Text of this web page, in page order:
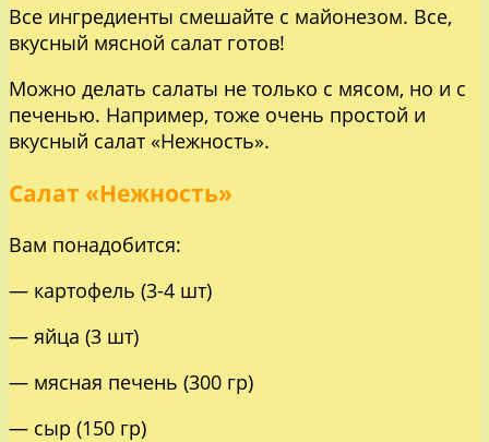
Все ингредиенты смешайте с майонезом. Все,
вкусный мясной салат готов!
Можно делать салаты не только с мясом, но и с
печенью. Например, тоже очень простой и
вкусный салат «Нежность».
Салат «Нежность»
Вам понадобится:
— картофель (3-4 шт)
— яйца (3 шт)
— мясная печень (300 гр)
— сыр (150 гр)